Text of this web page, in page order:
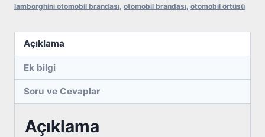
lamborghini otomobil brandası otomobil brandası otomobil örtüsü
Açıklama
Ek bilgi
Soru ve Cevaplar
Açıklama